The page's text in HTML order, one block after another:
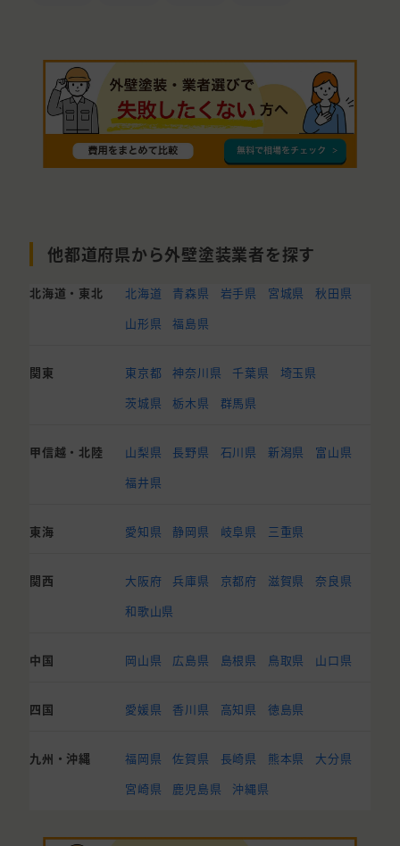
他都道府県から外壁塗装業者を探す
北海道・東北 北海道 青森県 岩手県 宮城県
秋田県
山形県
福島県
関東 東京都 神奈川県 千葉県
埼玉県
茨城県
栃木県 群馬県
甲信越・北陸 山梨県 長野県 石川県 新潟県
富山県
福井県
東海 愛知県 静岡県 岐阜県 三重県
関西 大阪府 兵庫県 京都府 滋賀県
奈良県
和歌山県
中国 岡山県 広島県 島根県 鳥取県 山口県
四国 愛媛県 香川県 高知県 徳島県
九州・沖縄 福岡県 佐賀県 長崎県 熊本県
大分県
宮崎県
鹿児島県 沖縄県